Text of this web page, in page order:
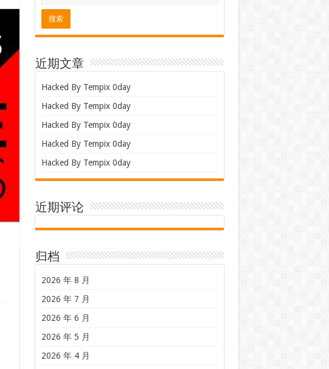
近期文章
Hacked By Tempix 0day
Hacked By Tempix 0day
Hacked By Tempix 0day
Hacked By Tempix 0day
Hacked By Tempix 0day
近期评论
归档
2026 年 8 月
2026 年 7 月
2026 年 6 月
2026 年 5 月
2026 年 4 月